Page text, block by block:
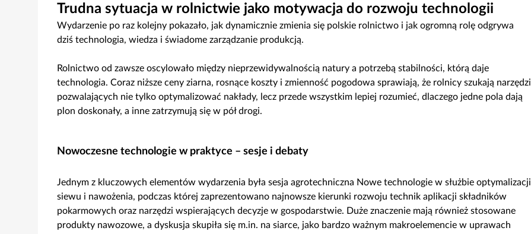
Trudna sytuacja w rolnictwie jako motywacja do rozwoju technologii
Wydarzenie po raz kolejny pokazało, jak dynamicznie zmienia się polskie rolnictwo i jak ogromną rolę odgrywa
dziś technologia, wiedza i świadome zarządzanie produkcją.
Rolnictwo od zawsze oscylowało między nieprzewidywalnością natury a potrzebą stabilności, którą daje
technologia. Coraz niższe ceny ziarna, rosnące koszty i zmienność pogodowa sprawiają, że rolnicy szukają narzędzi
pozwalających nie tylko optymalizować nakłady, lecz przede wszystkim lepiej rozumieć, dlaczego jedne pola dają
plon doskonały, a inne zatrzymują się w pół drogi.
Nowoczesne technologie w praktyce – sesje i debaty
Jednym z kluczowych elementów wydarzenia była sesja agrotechniczna Nowe technologie w służbie optymalizacji
siewu i nawożenia, podczas której zaprezentowano najnowsze kierunki rozwoju technik aplikacji składników
pokarmowych oraz narzędzi wspierających decyzje w gospodarstwie. Duże znaczenie mają również stosowane
produkty nawozowe, a dyskusja skupiła się m.in. na siarce, jako bardzo ważnym makroelemencie w uprawach